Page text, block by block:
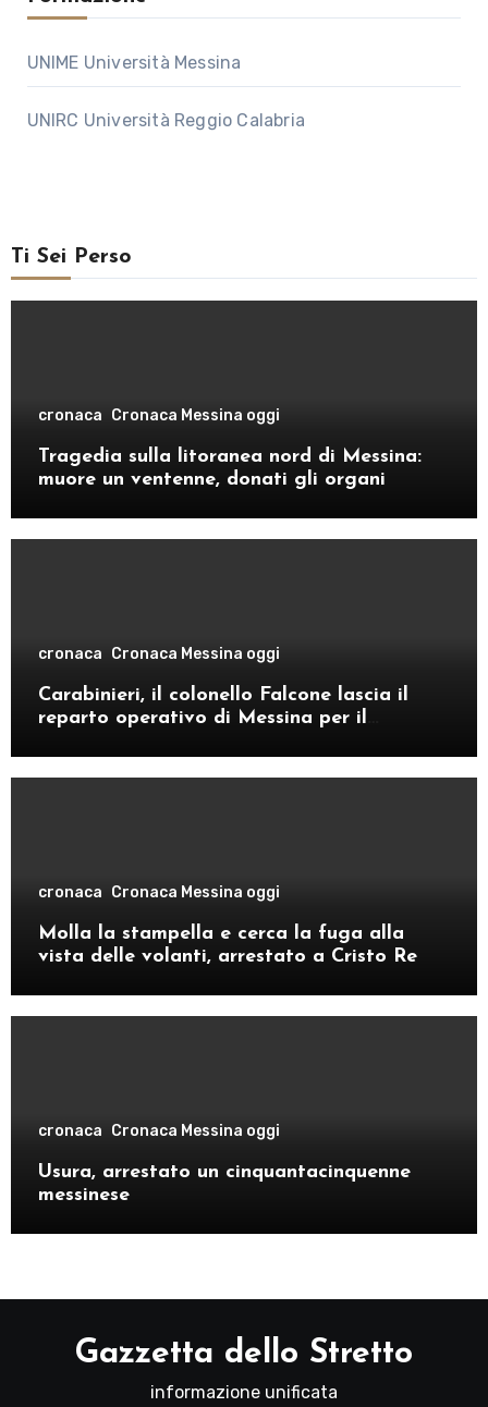
UNIME Università Messina
UNIRC Università Reggio Calabria
Ti Sei Perso
cronaca Cronaca Messina oggi
Tragedia sulla litoranea nord di Messina:
muore un ventenne, donati gli organi
cronaca Cronaca Messina oggi
Carabinieri, il colonello Falcone lascia il
reparto operativo di Messina per il
cronaca Cronaca Messina oggi
Molla la stampella e cerca la fuga alla
vista delle volanti, arrestato a Cristo Re
cronaca Cronaca Messina oggi
Usura, arrestato un cinquantacinquenne
messinese
Gazzetta dello Stretto
informazione unificata